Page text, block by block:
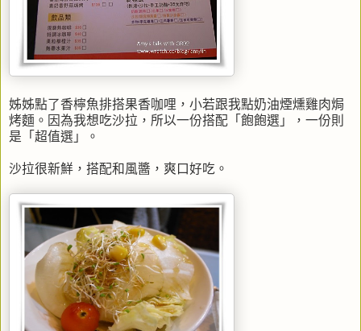
姊姊點了香檸魚排搭果香咖哩，小若跟我點奶油煙燻雞肉焗
烤麵。因為我想吃沙拉，所以一份搭配「飽飽選」，一份則
是「超值選」。
沙拉很新鮮，搭配和風醬，爽口好吃。